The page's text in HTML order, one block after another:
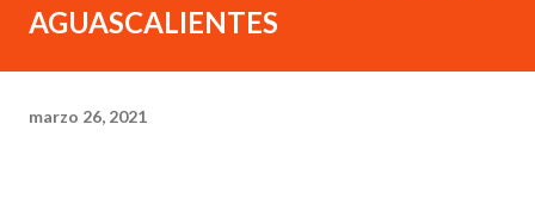
AGUASCALIENTES
marzo 26, 2021